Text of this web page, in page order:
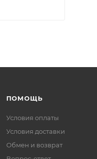
ПОМОЩЬ
Условия оплаты
Условия доставки
Обмен и возврат